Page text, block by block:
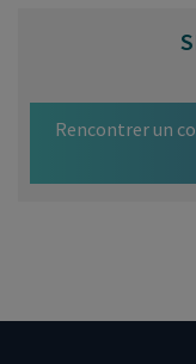
Rencontrer un